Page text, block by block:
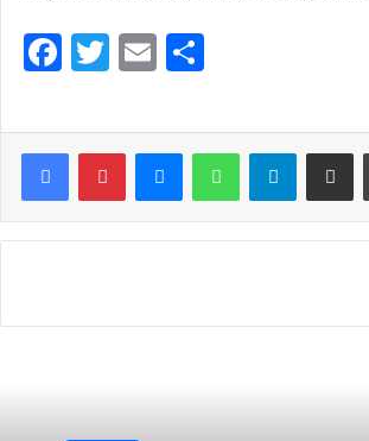
F
c
e
b
o
k
T
itt
er
E
ai
l
ar
e
Telegram